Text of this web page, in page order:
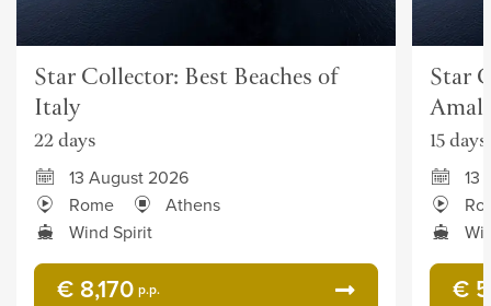
Star Collector: Best Beaches of
Italy
22 days
13 August 2026
Rome
Athens
Wind Spirit
€ 8,170 p.p.
Star
15 days
13
€